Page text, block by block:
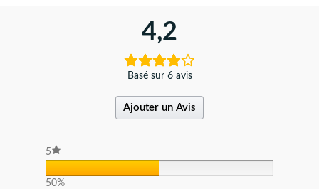
4,2
Basé sur 6 avis
Ajouter un Avis
5
50%